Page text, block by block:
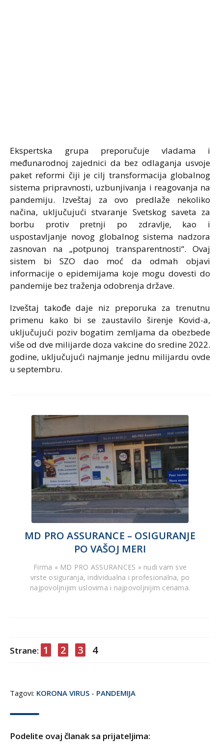
Ekspertska grupa preporučuje vladama i
međunarodnoj zajednici da bez odlaganja usvoje
paket reformi čiji je cilj transformacija globalnog
sistema pripravnosti, uzbunjivanja i reagovanja na
pandemiju. Izveštaj za ovo predlaže nekoliko
načina, uključujući stvaranje Svetskog saveta za
borbu protiv pretnji po zdravlje, kao i
uspostavljanje novog globalnog sistema nadzora
zasnovan na „potpunoj transparentnosti“. Ovaj
sistem bi SZO dao moć da odmah objavi
informacije o epidemijama koje mogu dovesti do
pandemije bez traženja odobrenja države.
Izveštaj takođe daje niz preporuka za trenutnu
primenu kako bi se zaustavilo širenje Kovid-a,
uključujući poziv bogatim zemljama da obezbede
više od dve milijarde doza vakcine do sredine 2022.
godine, uključujući najmanje jednu milijardu ovde
u septembru.
MD PRO ASSURANCE – OSIGURANJE
PO VAŠOJ MERI
Firma « MD PRO ASSURANCES » nudi vam sve
vrste osiguranja, individualna i profesionalna, po
najpovoljnijim uslovima i najpovoljnijim cenama.
Strane: 1 2 3 4
Tagovi: KORONA VIRUS - PANDEMIJA
Podelite ovaj članak sa prijateljima: